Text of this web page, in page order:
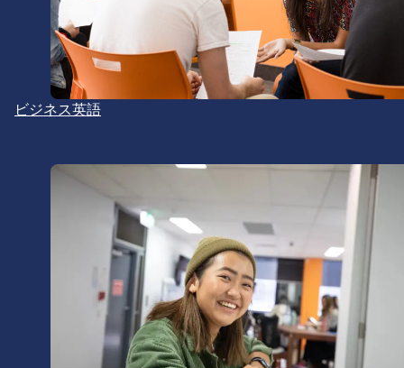
ビジネス英語